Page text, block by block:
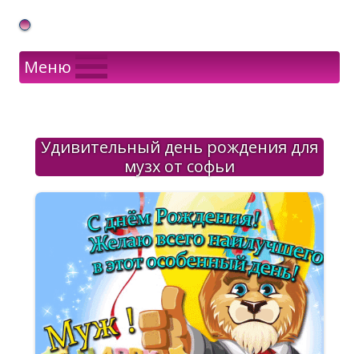
Gif Открытки в подарок
Меню
Удивительный день рождения для
музх от софьи